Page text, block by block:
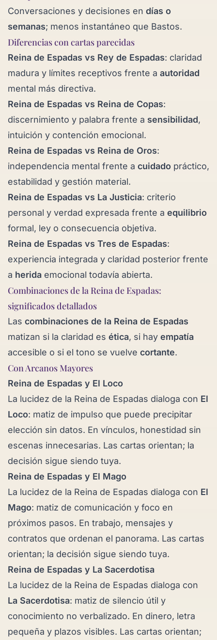
Conversaciones y decisiones en días o
semanas; menos instantáneo que Bastos.
Diferencias con cartas parecidas
Reina de Espadas vs Rey de Espadas: claridad
madura y límites receptivos frente a autoridad
mental más directiva.
Reina de Espadas vs Reina de Copas:
discernimiento y palabra frente a sensibilidad,
intuición y contención emocional.
Reina de Espadas vs Reina de Oros:
independencia mental frente a cuidado práctico,
estabilidad y gestión material.
Reina de Espadas vs La Justicia: criterio
personal y verdad expresada frente a equilibrio
formal, ley o consecuencia objetiva.
Reina de Espadas vs Tres de Espadas:
experiencia integrada y claridad posterior frente
a herida emocional todavía abierta.
Combinaciones de la Reina de Espadas:
significados detallados
Las combinaciones de la Reina de Espadas
matizan si la claridad es ética, si hay empatía
accesible o si el tono se vuelve cortante.
Con Arcanos Mayores
Reina de Espadas y El Loco
La lucidez de la Reina de Espadas dialoga con El
Loco: matiz de impulso que puede precipitar
elección sin datos. En vínculos, honestidad sin
escenas innecesarias. Las cartas orientan; la
decisión sigue siendo tuya.
Reina de Espadas y El Mago
La lucidez de la Reina de Espadas dialoga con El
Mago: matiz de comunicación y foco en
próximos pasos. En trabajo, mensajes y
contratos que ordenan el panorama. Las cartas
orientan; la decisión sigue siendo tuya.
Reina de Espadas y La Sacerdotisa
La lucidez de la Reina de Espadas dialoga con
La Sacerdotisa: matiz de silencio útil y
conocimiento no verbalizado. En dinero, letra
pequeña y plazos visibles. Las cartas orientan;